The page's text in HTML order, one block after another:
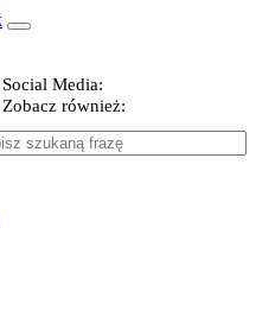
Social Media:
Zobacz również: